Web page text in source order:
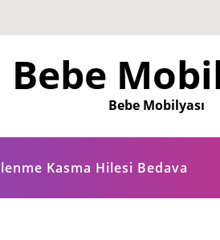
Bebe
Bebe Mobilyası
Kasma Hilesi Bedava